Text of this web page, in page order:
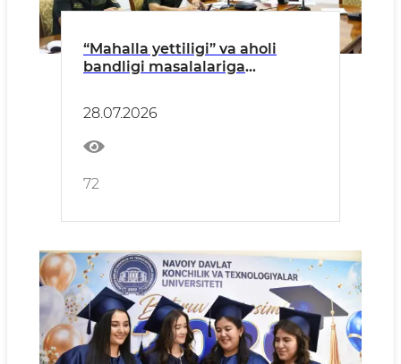
“Mahalla yettiligi” va aholi
bandligi masalalariga
28.07.2026
72